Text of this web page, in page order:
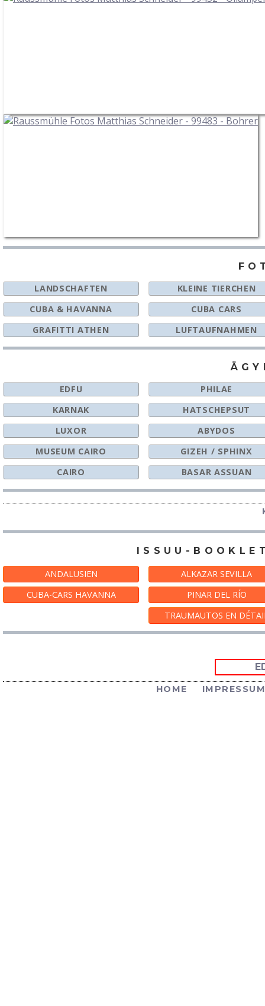
LANDSCHAFTEN
KLEINE TIERCHEN
CUBA & HAVANNA
CUBA CARS
GRAFITTI ATHEN
LUFTAUFNAHMEN
EDFU
PHILAE
KARNAK
HATSCHEPSUT
LUXOR
ABYDOS
MUSEUM CAIRO
GIZEH / SPHINX
CAIRO
BASAR ASSUAN
ISSUU-
ANDALUSIEN
ALKAZAR SEVILLA
CUBA-CARS HAVANNA
PINAR DEL RÍO
TRAUMAUTOS EN
HOME IMPRESSUM